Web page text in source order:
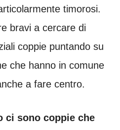
timorosi.
bravi a cercare di
coppie puntando su
che hanno in comune
a fare centro.
ci sono coppie che